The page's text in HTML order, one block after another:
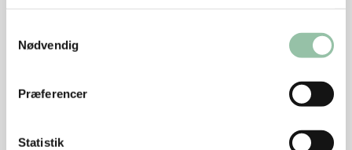
Nødvendig
Præferencer
Statistik
Energifordeling
Nu hedder det minutstrimler af yderlår afpudset af
skinke fra gris. Før hed udskæringen skinkestrimler af